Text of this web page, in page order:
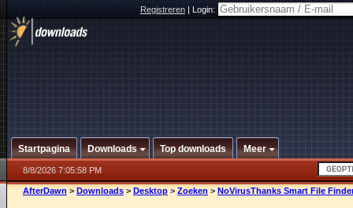
Registreren|Login:
Startpagina Downloads Top downloads Meer
8/8/2026 7:05:58 PM
AfterDawn > Downloads > Desktop > Zoeken > NoVirusThanks Smart File